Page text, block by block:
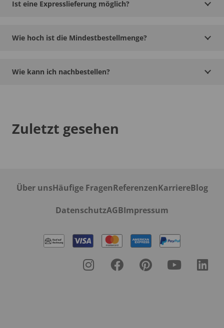
Ist eine Expresslieferung möglich?
Wie hoch ist die Mindestbestellmenge?
Wie kann ich nachbestellen?
Zuletzt gesehen
Über unsHäufige FragenReferenzenKarriereBlog
DatenschutzAGBImpressum